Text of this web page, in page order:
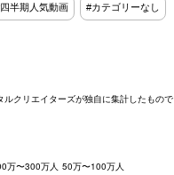
半期人気動画 #カテゴリーなし
クリエイターズが独自に集計したもので
万〜300万人 50万〜100万人